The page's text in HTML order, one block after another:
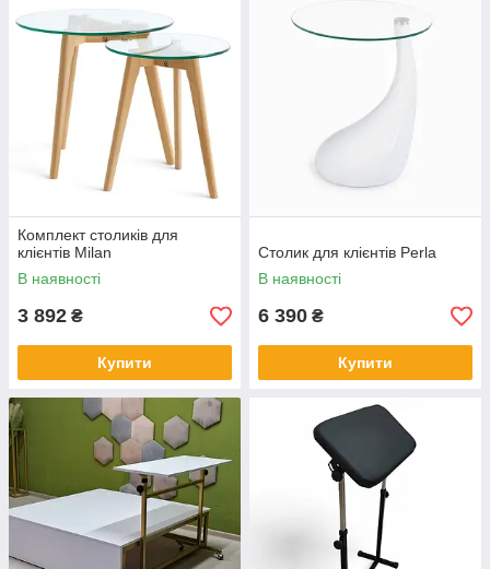
Комплект столиків для
клієнтів Milan
В наявності
3 892 ₴
Купити
Столик для клієнтів Perla
В наявності
6 390 ₴
Купити